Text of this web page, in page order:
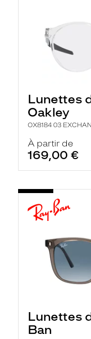
Lunettes
Oakley
OX8184 03
À partir de
169,00 €
Lunettes
Ban